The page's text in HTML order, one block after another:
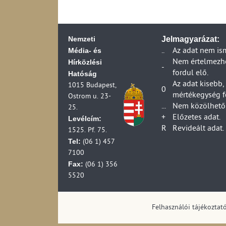
Nemzeti
Média- és
Hírközlési
Hatóság
1015 Budapest,
Ostrom u. 23-
25.
Levélcím:
1525. Pf. 75.
Tel: (06 1) 457
7100
Fax: (06 1) 356
5520
Jelmagyarázat:
..
Az adat nem
-
Nem
fordul elő.
0
Az adat
mértékegység
...
Nem
+
Előzetes adat.
R
Revideált adat.
Felhasználói